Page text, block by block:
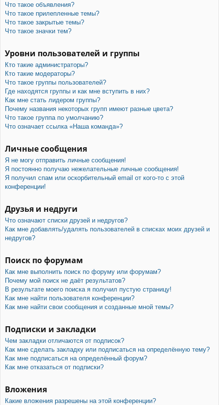
Что такое объявления?
Что такое прилепленные темы?
Что такое закрытые темы?
Что такое значки тем?
Уровни пользователей и группы
Кто такие администраторы?
Кто такие модераторы?
Что такое группы пользователей?
Где находятся группы и как мне вступить в них?
Как мне стать лидером группы?
Почему названия некоторых групп имеют разные цвета?
Что такое группа по умолчанию?
Что означает ссылка «Наша команда»?
Личные сообщения
Я не могу отправить личные сообщения!
Я постоянно получаю нежелательные личные сообщения!
Я получил спам или оскорбительный email от кого-то с этой
конференции!
Друзья и недруги
Что означают списки друзей и недругов?
Как мне добавлять/удалять пользователей в списках моих друзей и
недругов?
Поиск по форумам
Как мне выполнить поиск по форуму или форумам?
Почему мой поиск не даёт результатов?
В результате моего поиска я получил пустую страницу!
Как мне найти пользователя конференции?
Как мне найти свои сообщения и созданные мной темы?
Подписки и закладки
Чем закладки отличаются от подписок?
Как мне сделать закладку или подписаться на определённую тему?
Как мне подписаться на определённый форум?
Как мне отказаться от подписки?
Вложения
Какие вложения разрешены на этой конференции?